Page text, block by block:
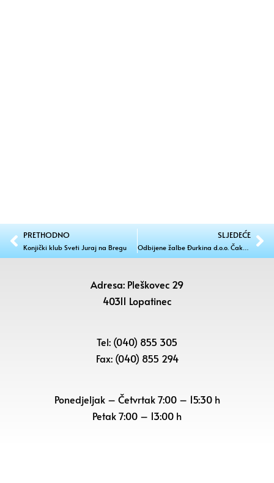
PRETHODNO
Konjički klub Sveti Juraj na Bregu
SLJEDEĆE
Adresa: Pleškovec 29
40311 Lopatinec
Tel: (040) 855 305
Fax: (040) 855 294
Ponedjeljak – Četvrtak 7:00 – 15:30 h
Petak7:00 – 13:00 h